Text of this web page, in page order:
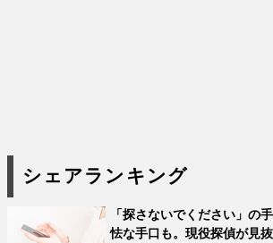
シェアランキング
「探さないでください」の
怯な手口も。現役探偵が見